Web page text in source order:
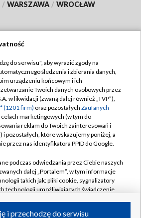
/ WARSZAWA / WROCŁAW
TVP
TVP
Cyfrowa
Regulamin TVP
prywatności
Moje zgody
Pomoc
Kontakt
Kanały
do serwisu", aby wyrazić zgody na
śledzenia i zbierania danych,
urządzeniu końcowym i ich
Twoich danych osobowych przez
w likwidacji (zwaną dalej również „TVP”),
(1201 firm) oraz pozostałych Zaufanych
celach marketingowych (w tym do
reklam do Twoich zainteresowań i
pozostałych, które wskazujemy poniżej, a
przez nas identyfikatora PPID do Google.
podczas odwiedzania przez Ciebie naszych
dalej „Portalem”, w tym informacje
takich jak: pliki cookie, sygnalizatory
technologii umożliwiających świadczenie
i przechodzę do serwisu